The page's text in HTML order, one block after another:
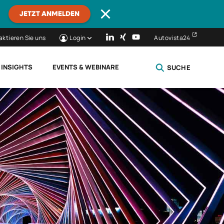
JETZT ANMELDEN
Sie uns Login Autovista24
EVENTS & WEBINARE SUCHE
SCHLIESSEN